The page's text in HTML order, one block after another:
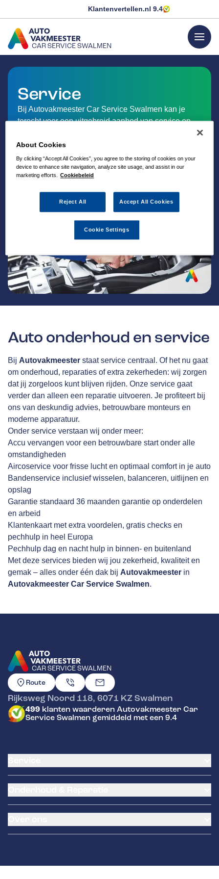
Klantenvertellen.nl 9.4
CAR SERVICE SWALMEN
GA NAAR DE HOMEPAGINA
menu
Service
Bij Autovakmeester Car Service Swalmen kan je
terecht voor een uitgebreid aanbod van service en
Auto onderhoud en service
Bij Autovakmeester staat service centraal. Of het nu gaat
om onderhoud, reparaties of extra zekerheden: wij zorgen
dat jij zorgeloos kunt blijven rijden. Onze service gaat
verder dan alleen een reparatie uitvoeren. Je profiteert bij
ons van deskundig advies, betrouwbare monteurs en
moderne apparatuur.
Onder service verstaan wij onder meer:
Accu vervangen voor een betrouwbare start onder alle
omstandigheden
Aircoservice voor frisse lucht en optimaal comfort in je auto
Bandenservice inclusief wisselen, balanceren, uitlijnen en
opslag
Garantie standaard 36 maanden garantie op onderdelen
en arbeid
Klantenkaart met extra voordelen, gratis checks en
pechhulp in heel Europa
Pechhulp dag en nacht hulp in binnen- en buitenland
Met deze services bieden wij jou zekerheid, kwaliteit en
gemak – alles onder één dak bij Autovakmeester in
Autovakmeester Car Service Swalmen.
CAR SERVICE SWALMEN
GA NAAR DE HOMEPAGINA
Route
Rijksweg Noord 118, 6071 KZSwalmen
499 klanten waarderen Autovakmeester Car
Service Swalmen gemiddeld met een 9.4
Banden service
Pechhulp
Schade en reparatie
About Cookies
By clicking “Accept All Cookies”, you agree to the storing of cookies on your
device to enhance site navigation, analyze site usage, and assist in our
marketing efforts.
Cookiebeleid
Reject All Accept All Cookies
Cookie Settings